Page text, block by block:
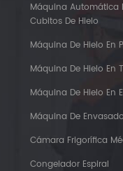
Máquina Automática
Cubitos De Hielo
Máquina De Hielo En
Máquina De Hielo En
Máquina De Hielo En
Máquina De
Cámara Frigorífica
Congelador Espiral